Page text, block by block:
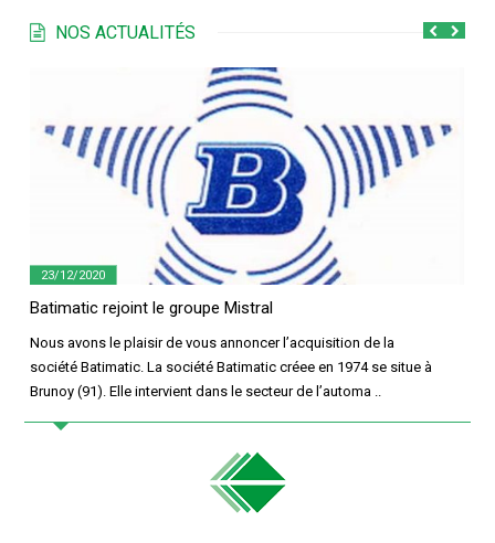
NOS ACTUALITÉS
23/12/2020
Batimatic rejoint le groupe Mistral
Nous avons le plaisir de vous annoncer l’acquisition de la
société Batimatic. La société Batimatic créee en 1974 se situe à
Brunoy (91). Elle intervient dans le secteur de l’automa ..